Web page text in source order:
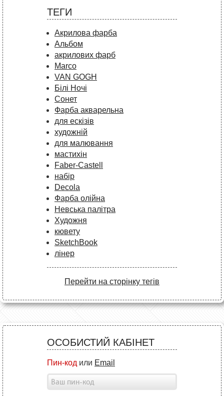
ТЕГИ
Акрилова фарба
Альбом
акрилових фарб
Marco
VAN GOGH
Білі Ночі
Сонет
Фарба акварельна
для ескізів
художній
для малювання
мастихін
Faber-Castell
набір
Decola
Фарба олійна
Невська палітра
Художня
кювету
SketchBook
лінер
Перейти на сторінку тегів
ОСОБИСТИЙ КАБІНЕТ
Пин-код или Email